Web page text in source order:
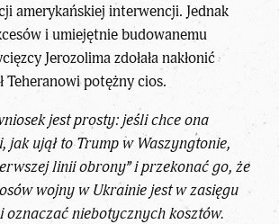
amerykańskiej interwencji. Jednak
i umiejętnie budowanemu
Jerozolima zdołała nakłonić
Teheranowi potężny cios.
jest prosty: jeśli chce ona
jak ujął to Trump w Waszyngtonie,
linii obrony” i przekonać go, że
wojny w Ukrainie jest w zasięgu
oznaczać niebotycznych kosztów.